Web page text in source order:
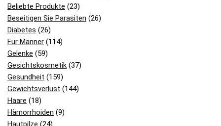
Beliebte Produkte (23)
Beseitigen Sie Parasiten (26)
Diabetes (26)
Für Männer (114)
Gelenke (59)
Gesichtskosmetik (37)
Gesundheit (159)
Gewichtsverlust (144)
Haare (18)
Hämorrhoiden (9)